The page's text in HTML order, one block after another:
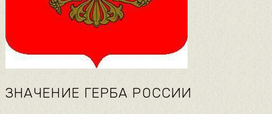
ЗНАЧЕНИЕ ГЕРБА РОССИИ